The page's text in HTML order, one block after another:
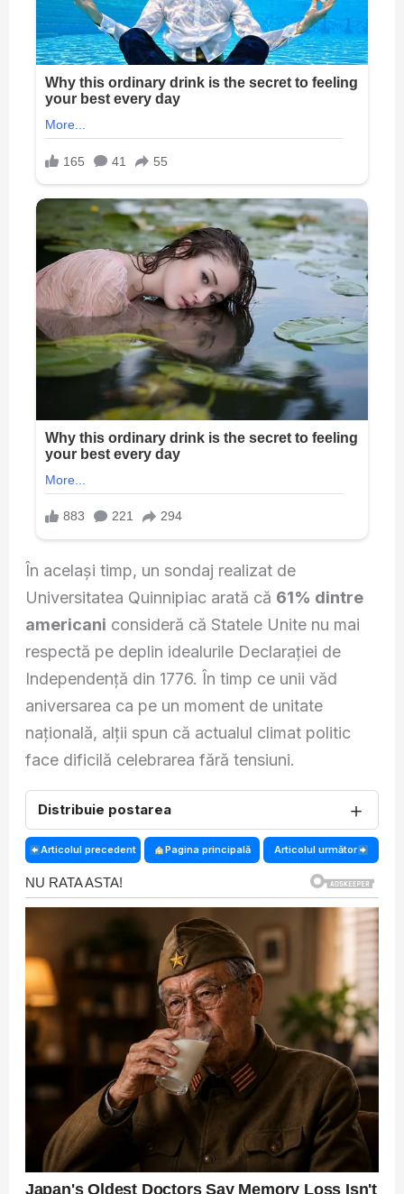
În același timp, un sondaj realizat de
Universitatea Quinnipiac arată că 61% dintre
americani consideră că Statele Unite nu mai
respectă pe deplin idealurile Declarației de
Independență din 1776. În timp ce unii văd
aniversarea ca pe un moment de unitate
națională, alții spun că actualul climat politic
face dificilă celebrarea fără tensiuni.
Distribuie postarea ＋
Articolul precedent Pagina principală Articolul următor